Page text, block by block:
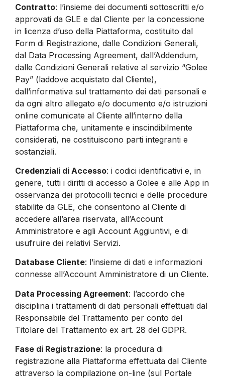
Contratto: l’insieme dei documenti sottoscritti e/o
approvati da GLE e dal Cliente per la concessione
in licenza d’uso della Piattaforma, costituito dal
Form di Registrazione, dalle Condizioni Generali,
dal Data Processing Agreement, dall’Addendum,
dalle Condizioni Generali relative al servizio “Golee
Pay” (laddove acquistato dal Cliente),
dall’informativa sul trattamento dei dati personali e
da ogni altro allegato e/o documento e/o istruzioni
online comunicate al Cliente all’interno della
Piattaforma che, unitamente e inscindibilmente
considerati, ne costituiscono parti integranti e
sostanziali.
Credenziali di Accesso: i codici identificativi e, in
genere, tutti i diritti di accesso a Golee e alle App in
osservanza dei protocolli tecnici e delle procedure
stabilite da GLE, che consentono al Cliente di
accedere all’area riservata, all’Account
Amministratore e agli Account Aggiuntivi, e di
usufruire dei relativi Servizi.
Database Cliente: l’insieme di dati e informazioni
connesse all’Account Amministratore di un Cliente.
Data Processing Agreement: l’accordo che
disciplina i trattamenti di dati personali effettuati dal
Responsabile del Trattamento per conto del
Titolare del Trattamento ex art. 28 del GDPR.
Fase di Registrazione: la procedura di
registrazione alla Piattaforma effettuata dal Cliente
attraverso la compilazione on-line (sul Portale